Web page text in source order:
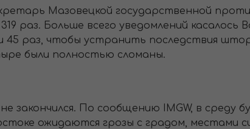
Мазовецкой государственной
раз. Больше всего уведомлений касалось
45 раз, чтобы устранить последствия
были полностью сломаны.
закончился. По сообщению IMGW, в среду
ожидаются грозы с градом, местами